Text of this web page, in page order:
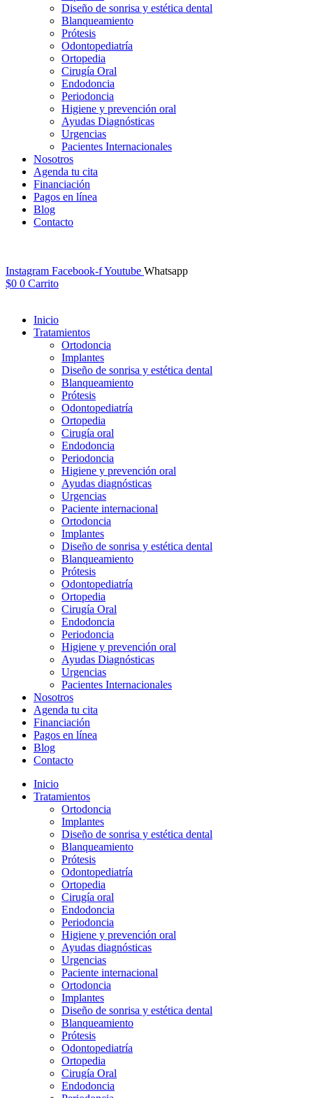
Diseño de sonrisa y estética dental
Blanqueamiento
Prótesis
Odontopediatría
Ortopedia
Cirugía Oral
Endodoncia
Periodoncia
Higiene y prevención oral
Ayudas Diagnósticas
Urgencias
Pacientes Internacionales
Nosotros
Agenda tu cita
Financiación
Pagos en línea
Blog
Contacto
Instagram Facebook-fYoutube Whatsapp
$0 0 Carrito
Inicio
Tratamientos
Ortodoncia
Implantes
Diseño de sonrisa y estética dental
Blanqueamiento
Prótesis
Odontopediatría
Ortopedia
Cirugía oral
Endodoncia
Periodoncia
Higiene y prevención oral
Ayudas diagnósticas
Urgencias
Paciente internacional
Ortodoncia
Implantes
Diseño de sonrisa y estética dental
Blanqueamiento
Prótesis
Odontopediatría
Ortopedia
Cirugía Oral
Endodoncia
Periodoncia
Higiene y prevención oral
Ayudas Diagnósticas
Urgencias
Pacientes Internacionales
Nosotros
Agenda tu cita
Financiación
Pagos en línea
Blog
Contacto
Inicio
Tratamientos
Ortodoncia
Implantes
Diseño de sonrisa y estética dental
Blanqueamiento
Prótesis
Odontopediatría
Ortopedia
Cirugía oral
Endodoncia
Periodoncia
Higiene y prevención oral
Ayudas diagnósticas
Urgencias
Paciente internacional
Ortodoncia
Implantes
Diseño de sonrisa y estética dental
Blanqueamiento
Prótesis
Odontopediatría
Ortopedia
Cirugía Oral
Endodoncia